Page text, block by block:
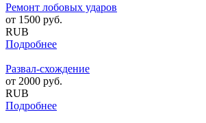
Ремонт лобовых ударов
от 1500 руб.
RUB
Подробнее
Развал-схождение
от 2000 руб.
RUB
Подробнее